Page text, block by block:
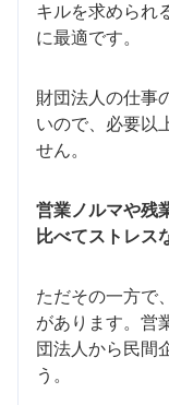
キルを求められ
に最適です。
財団法人の仕事
いので、必要以
せん。
営業ノルマや残
比べてストレス
ただその一方で
があります。営
団法人から民間
う。